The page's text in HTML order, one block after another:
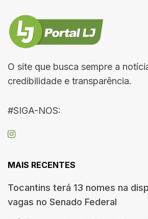
O site que busca sempre a
credibilidade e transparência.
#SIGA-NOS:
MAIS RECENTES
Tocantins terá 13 nomes na
vagas no Senado Federal